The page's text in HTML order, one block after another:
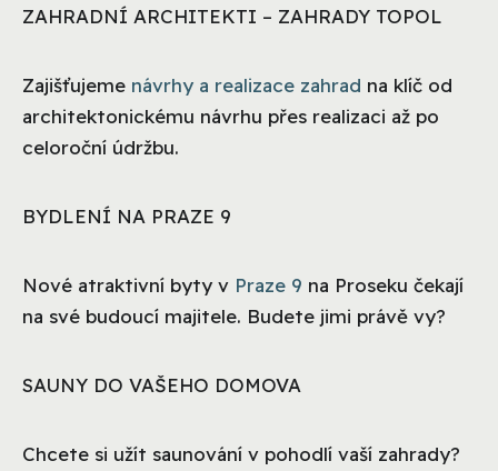
ZAHRADNÍ ARCHITEKTI – ZAHRADY TOPOL
Zajišťujeme návrhy a realizace zahrad na klíč od
architektonickému návrhu přes realizaci až po
celoroční údržbu.
BYDLENÍ NA PRAZE 9
Nové atraktivní byty v Praze 9 na Proseku čekají
na své budoucí majitele. Budete jimi právě vy?
SAUNY DO VAŠEHO DOMOVA
Chcete si užít saunování v pohodlí vaší zahrady?